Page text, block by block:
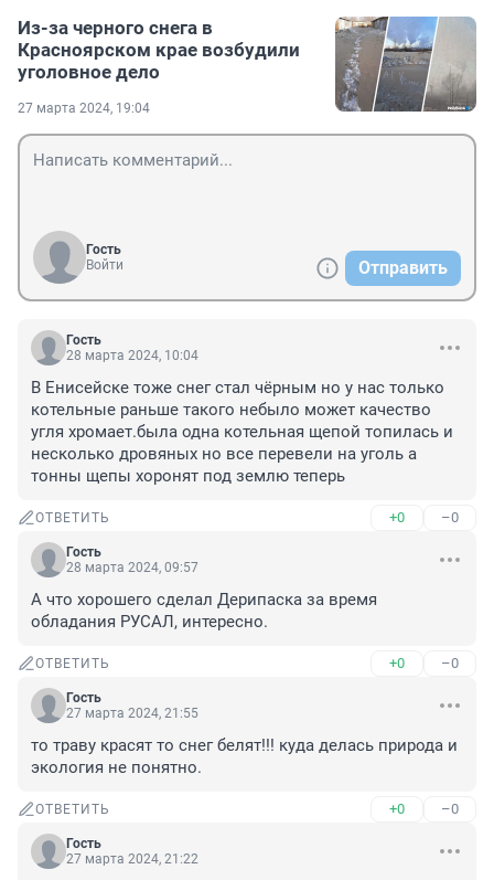
Из-за черного снега в
Красноярском крае возбудили
уголовное дело
27 марта 2024, 19:04
Гость
Войти
Отправить
Гость
28 марта 2024, 10:04
В Енисейске тоже снег стал чёрным но у нас только
котельные раньше такого небыло может качество
угля хромает.была одна котельная щепой топилась и
несколько дровяных но все перевели на уголь а
тонны щепы хоронят под землю теперь
ОТВЕТИТЬ +0 –0
Гость
28 марта 2024, 09:57
А что хорошего сделал Дерипаска за время
обладания РУСАЛ, интересно.
ОТВЕТИТЬ +0 –0
Гость
27 марта 2024, 21:55
то траву красят то снег белят!!! куда делась природа и
экология не понятно.
ОТВЕТИТЬ +0 –0
Гость
27 марта 2024, 21:22